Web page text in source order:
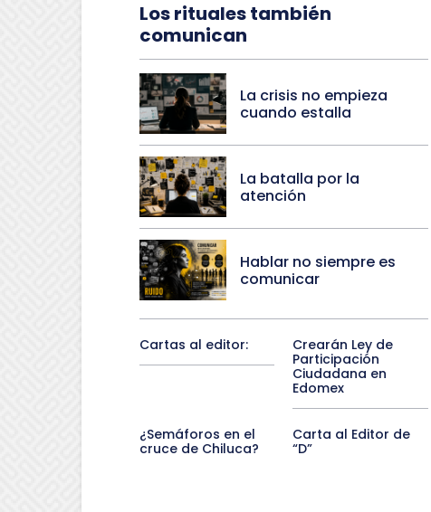
Los rituales también
comunican
La crisis no empieza
cuando estalla
La batalla por la
atención
Hablar no siempre es
comunicar
Cartas al editor:
Crearán Ley de
Participación
Ciudadana en
Edomex
¿Semáforos en el
cruce de Chiluca?
Carta al Editor de
“D”